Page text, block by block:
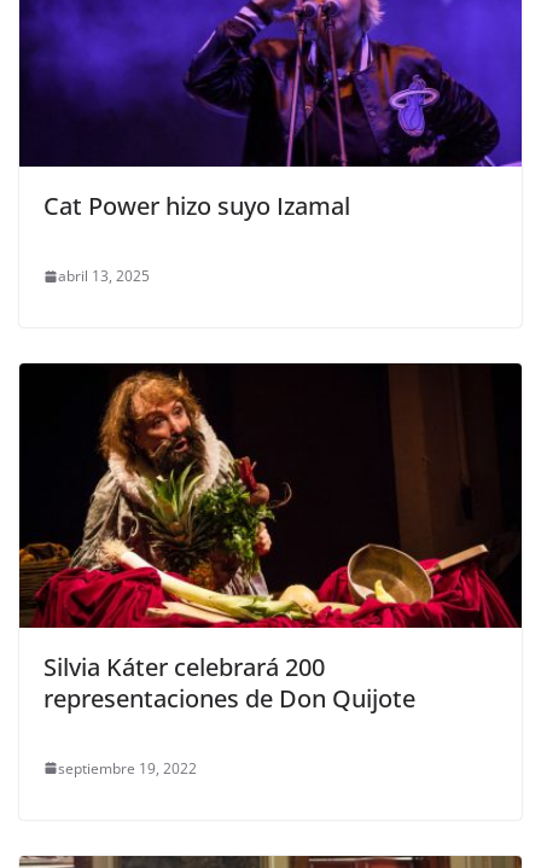
Cat Power hizo suyo Izamal
abril 13, 2025
Silvia Káter celebrará 200
representaciones de Don Quijote
septiembre 19, 2022